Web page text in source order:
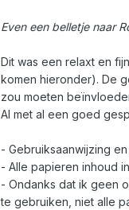
Even een belletje naar
Dit was een relaxt en
komen hieronder). De
zou moeten
Al met al een goed
- Gebruiksaanwijzing
- Alle papieren inhoud
- Ondanks dat ik geen
te gebruiken, niet alle